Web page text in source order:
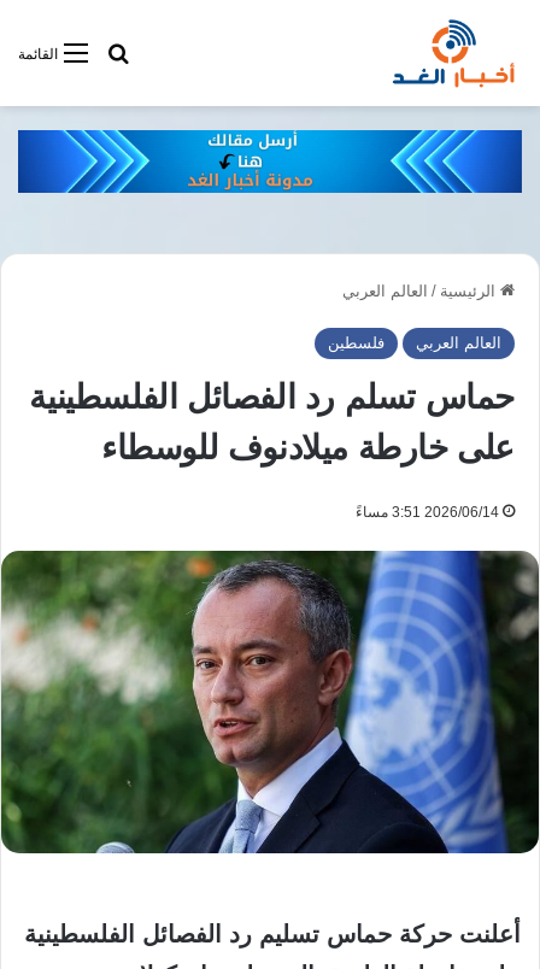
القائمةأبحت فى
الرئيسية / العالم العربي
العالم العربي فلسطين
حماس تسلم رد الفصائل الفلسطينية
على خارطة ميلادنوف للوسطاء
2026/06/14 3:51 مساءً
أعلنت حركة حماس تسليم رد الفصائل الفلسطينية